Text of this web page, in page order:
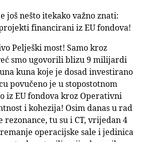
još nešto itekako važno znati:
financirani iz EU fondova!
Pelješki most! Samo kroz
smo ugovorili blizu 9 milijardi
kuna koje je dosad investirano
povučeno je u stopostotnom
iz EU fondova kroz Operativni
i kohezija! Osim danas u rad
rezonance, tu su i CT, vrijedan 4
operacijske sale i jedinica